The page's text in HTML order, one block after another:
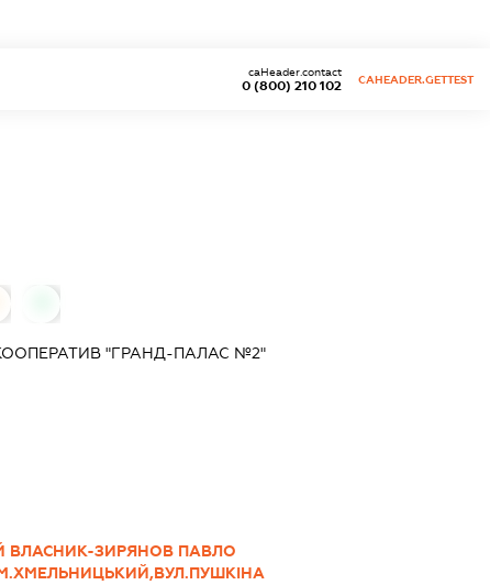
0 (800) 210 102
caHeader.contact
CAHEADER.GETTEST
"ГРАНД-ПАЛАС №2"
ВЛАСНИК-ЗИРЯНОВ ПАВЛО